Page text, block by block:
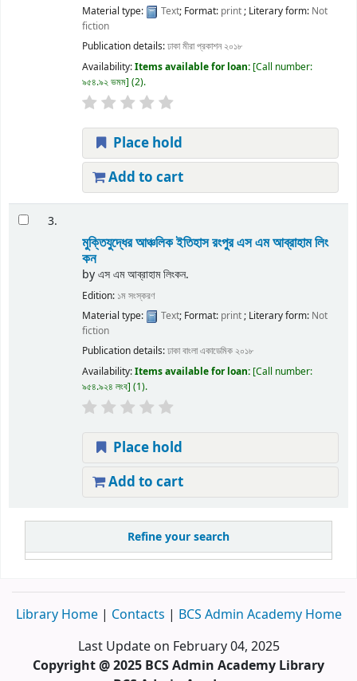
Refine your search
Material type:
Text; Format: print; Literary form: Not
fiction
Publication details:ঢাকামীরা প্রকাশন ২০১৮
Availability:Items available for loan: Call number:
৯৫৪.৯২ ভমম (2).
Place hold
Add to cart
3.
মুক্তিযুদ্ধের আঞ্চলিক ইতিহাস রংপুরএস এম আব্রাহাম লিং
কন
byএস এম আব্রাহাম লিংকন.
Edition: ১ম সংস্করণ
Material type:
Text; Format: print; Literary form: Not
fiction
Publication details:ঢাকাবাংলা একাডেমিক ২০১৮
Availability:Items available for loan: Call number:
৯৫৪.৯২৪ লংব (1).
Place hold
Add to cart
Library Home | Contacts | BCS Admin Academy Home
Last Update on February 04, 2025
Copyright @ 2025 BCS Admin Academy Library